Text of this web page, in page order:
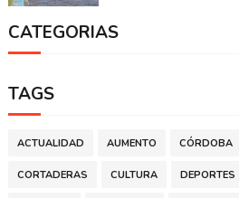
CATEGORIAS
TAGS
ACTUALIDAD AUMENTO CÓRDOBA
CORTADERAS CULTURA DEPORTES